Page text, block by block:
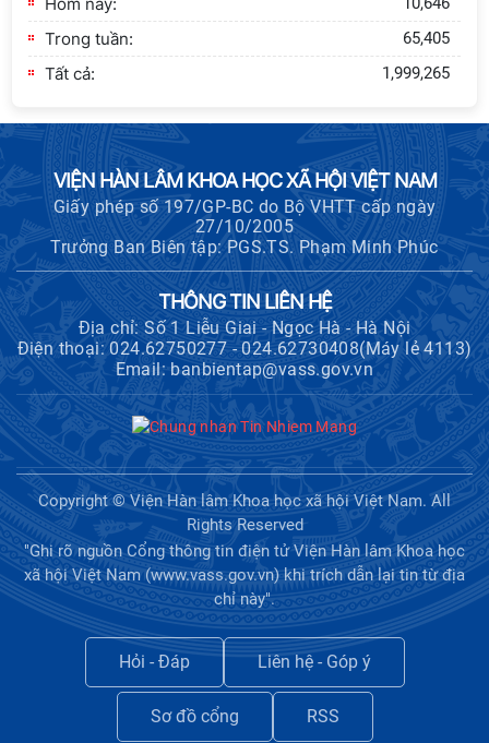
Trong tuần: 65,405
Tất cả: 1,999,265
VIỆN HÀN LÂM KHOA HỌC XÃ HỘI VIỆT NAM
Giấy phép số 197/GP-BC do Bộ VHTT cấp ngày
27/10/2005
Trưởng Ban Biên tập: PGS.TS. Phạm Minh Phúc
THÔNG TIN LIÊN HỆ
Địa chỉ: Số 1 Liễu Giai - Ngọc Hà - Hà Nội
Điện thoại: 024.62750277 - 024.62730408(Máy lẻ 4113)
Email: banbientap@vass.gov.vn
Copyright © Viện Hàn lâm Khoa học xã hội Việt Nam. All
Rights Reserved
"Ghi rõ nguồn Cổng thông tin điện tử Viện Hàn lâm Khoa học
xã hội Việt Nam (www.vass.gov.vn) khi trích dẫn lại tin từ địa
chỉ này".
Hỏi - Đáp Liên hệ - Góp ý
Sơ đồ cổng RSS